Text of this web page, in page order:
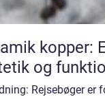
kopper:
og
Rejsebøger er